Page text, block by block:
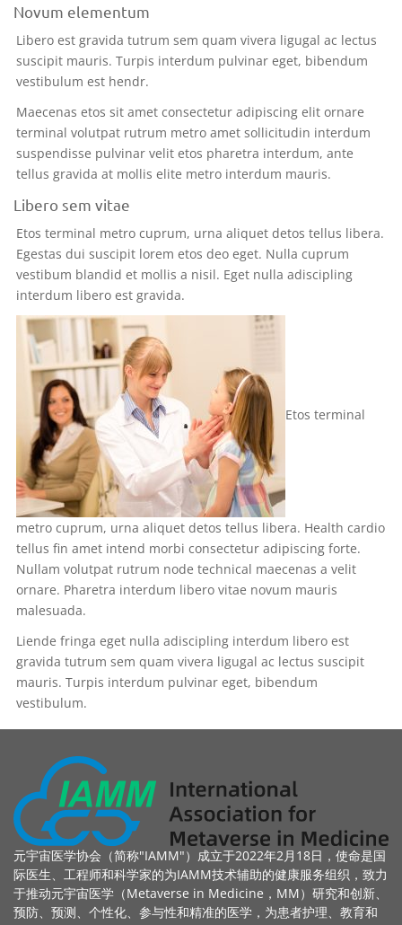
Novum elementum
Libero est gravida tutrum sem quam vivera ligugal ac lectus
suscipit mauris. Turpis interdum pulvinar eget, bibendum
vestibulum est hendr.
Maecenas etos sit amet consectetur adipiscing elit ornare
terminal volutpat rutrum metro amet sollicitudin interdum
suspendisse pulvinar velit etos pharetra interdum, ante
tellus gravida at mollis elite metro interdum mauris.
Libero sem vitae
Etos terminal metro cuprum, urna aliquet detos tellus libera.
Egestas dui suscipit lorem etos deo eget. Nulla cuprum
vestibum blandid et mollis a nisil. Eget nulla adiscipling
interdum libero est gravida.
Etos terminal
metro cuprum, urna aliquet detos tellus libera. Health cardio
tellus fin amet intend morbi consectetur adipiscing forte.
Nullam volutpat rutrum node technical maecenas a velit
ornare. Pharetra interdum libero vitae novum mauris
malesuada.
Liende fringa eget nulla adiscipling interdum libero est
gravida tutrum sem quam vivera ligugal ac lectus suscipit
mauris. Turpis interdum pulvinar eget, bibendum
vestibulum.
元宇宙医学协会（简称"IAMM"）成立于2022年2月18日，使命是国
际医生、工程师和科学家的为IAMM技术辅助的健康服务组织，致力
于推动元宇宙医学（Metaverse in Medicine，MM）研究和创新、
预防、预测、个性化、参与性和精准的医学，为患者护理、教育和